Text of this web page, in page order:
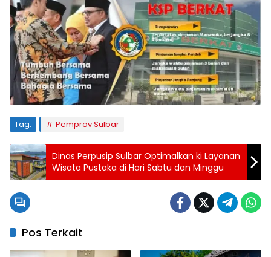
Tag: Pemprov Sulbar
Dinas Perpusip Sulbar Optimalkan ki Layanan
Wisata Pustaka di Hari Sabtu dan Minggu
Pos Terkait